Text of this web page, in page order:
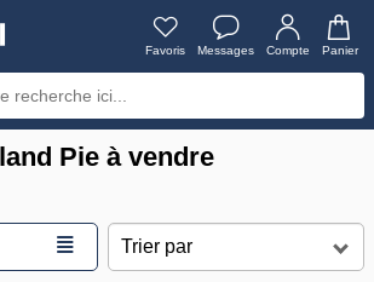
Favoris Messages Compte Panier
Pie à vendre
≣